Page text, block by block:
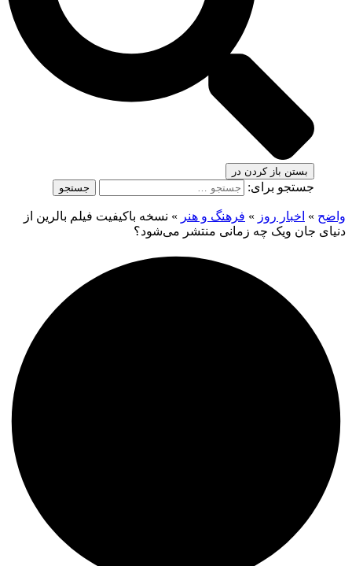
بستن باز کردن در
جستجو برای:
واضح » اخبار روز » فرهنگ و هنر » نسخه باکیفیت فیلم بالرین از
دنیای جان ویک چه زمانی منتشر می‌شود؟